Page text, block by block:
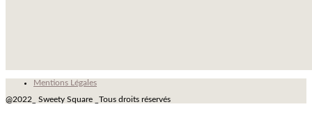
Mentions Légales
@2022_ Sweety Square _Tous droits réservés